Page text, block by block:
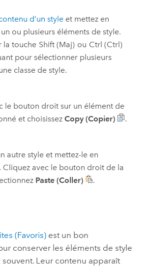
d’un styleet mettez en
ou plusieurs éléments de style.
la touche Shift (Maj) ou Ctrl (Ctrl)
pour sélectionner plusieurs
classe de style.
le bouton droit sur un élément de
et choisissez Copy (Copier) .
autre style et mettez-le en
Cliquez avec le bouton droit de la
Paste (Coller) .
(Favoris)est un bon
conserver les éléments de style
Leur contenu apparaît